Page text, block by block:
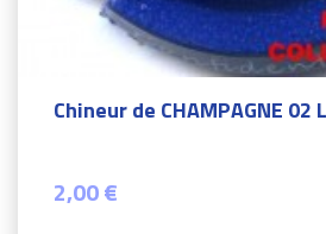
Chineur de CHAMPAGNE 02
2,00 €